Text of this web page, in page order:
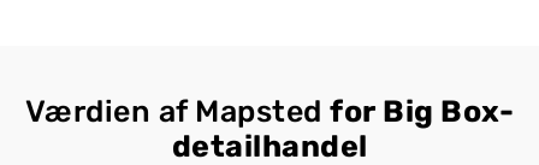
Værdien af Mapsted for Big Box-
detailhandel